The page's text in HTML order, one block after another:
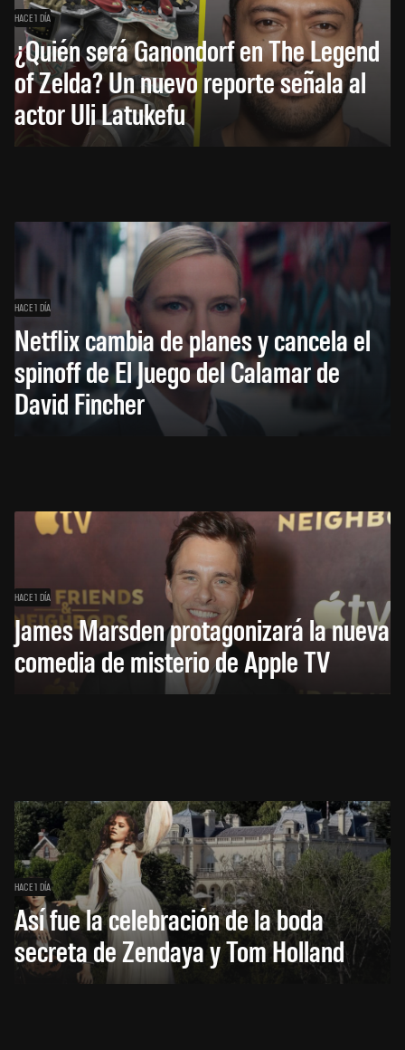
HACE 1 DÍA
¿Quién será Ganondorf en The Legend
of Zelda? Un nuevo reporte señala al
actor Uli Latukefu
HACE 1 DÍA
Netflix cambia de planes y cancela el
spinoff de El Juego del Calamar de
David Fincher
HACE 1 DÍA
James Marsden protagonizará la nueva
comedia de misterio de Apple TV
HACE 1 DÍA
Así fue la celebración de la boda
secreta de Zendaya y Tom Holland